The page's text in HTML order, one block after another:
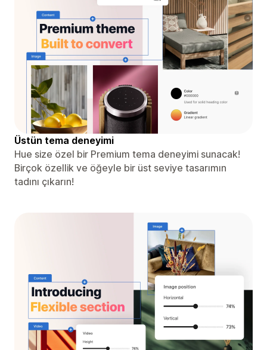
Üstün tema deneyimi
Hue size özel bir Premium tema deneyimi sunacak!
Birçok özellik ve öğeyle bir üst seviye tasarımın
tadını çıkarın!